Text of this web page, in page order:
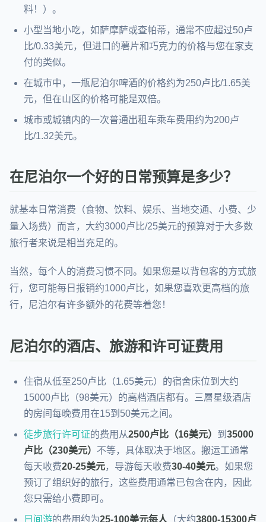
料！）。
小型当地小吃，如萨摩萨或查帕蒂，通常不应超过50卢
比/0.33美元，但进口的薯片和巧克力的价格与您在家支
付的类似。
在城市中，一瓶尼泊尔啤酒的价格约为250卢比/1.65美
元，但在山区的价格可能是双倍。
城市或城镇内的一次普通出租车乘车费用约为200卢
比/1.32美元。
在尼泊尔一个好的日常预算是多少？
就基本日常消费（食物、饮料、娱乐、当地交通、小费、少
量入场费）而言，大约3000卢比/25美元的预算对于大多数
旅行者来说是相当充足的。
当然，每个人的消费习惯不同。如果您是以背包客的方式旅
行，您可能每日报销约1000卢比，如果您喜欢更高档的旅
行，尼泊尔有许多额外的花费等着您！
尼泊尔的酒店、旅游和许可证费用
住宿从低至250卢比（1.65美元）的宿舍床位到大约
15000卢比（98美元）的高档酒店都有。三層星级酒店
的房间每晚费用在15到50美元之间。
徒步旅行许可证的费用从2500卢比（16美元） 到 35000
卢比（230美元） 不等，具体取决于地区。搬运工通常
每天收费20-25美元，导游每天收费30-40美元。如果您
预订了组织好的旅行，这些费用通常已包含在内，因此
您只需给小费即可。
日间游的费用约为25-100美元每人 （大约3800-15300卢